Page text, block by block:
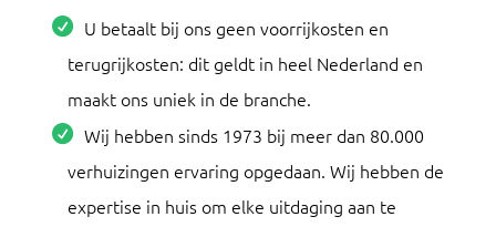
U betaalt bij ons geen voorrijkosten en
terugrijkosten: dit geldt in heel Nederland en
maakt ons uniek in de branche.
Wij hebben sinds 1973 bij meer dan 80.000
verhuizingen ervaring opgedaan. Wij hebben de
expertise in huis om elke uitdaging aan te